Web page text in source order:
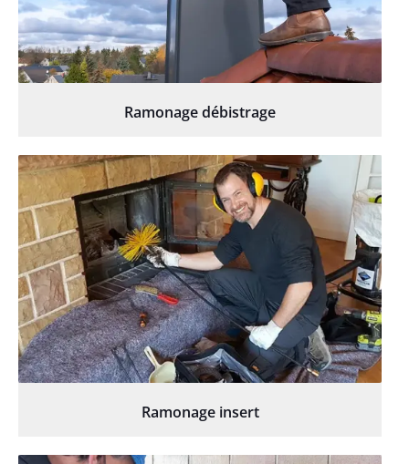
Ramonage débistrage
Ramonage insert